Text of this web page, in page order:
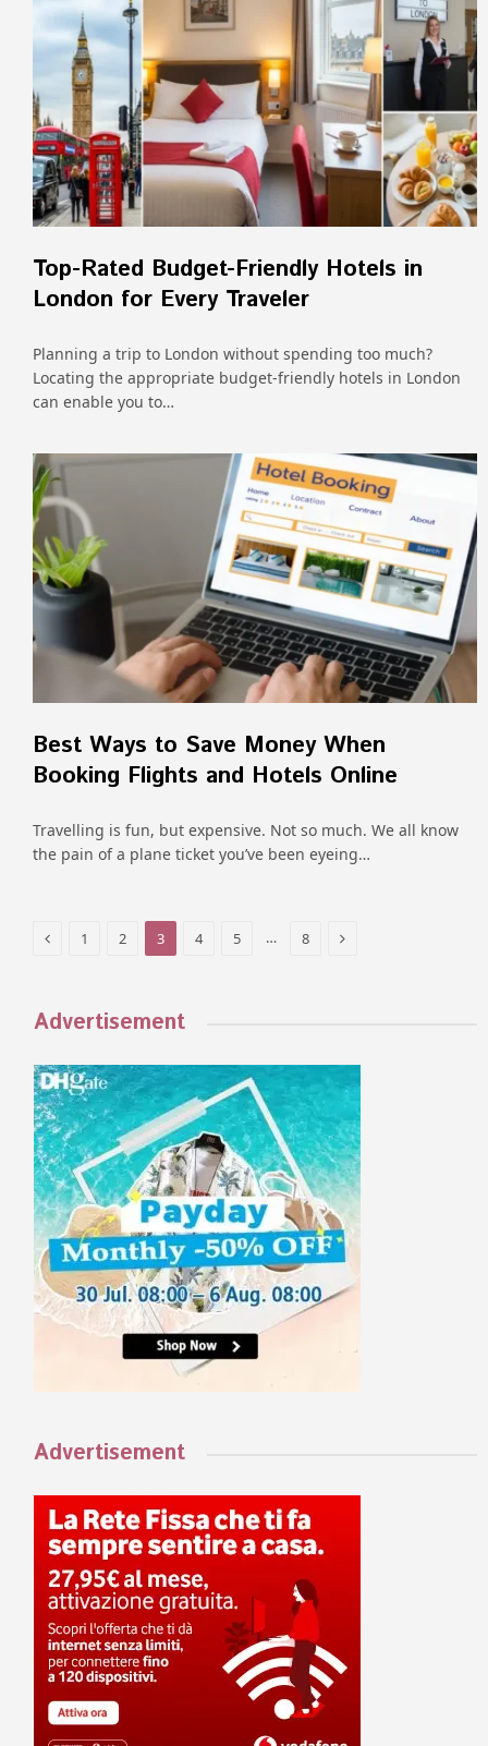
Top-Rated Budget-Friendly Hotels in
London for Every Traveler
Planning a trip to London without spending too much?
Locating the appropriate budget-friendly hotels in London
can enable you to…
Best Ways to Save Money When
Booking Flights and Hotels Online
Travelling is fun, but expensive. Not so much. We all know
the pain of a plane ticket you’ve been eyeing…
Previous
1 2 3 4 5 … 8 Next
Advertisement
Advertisement